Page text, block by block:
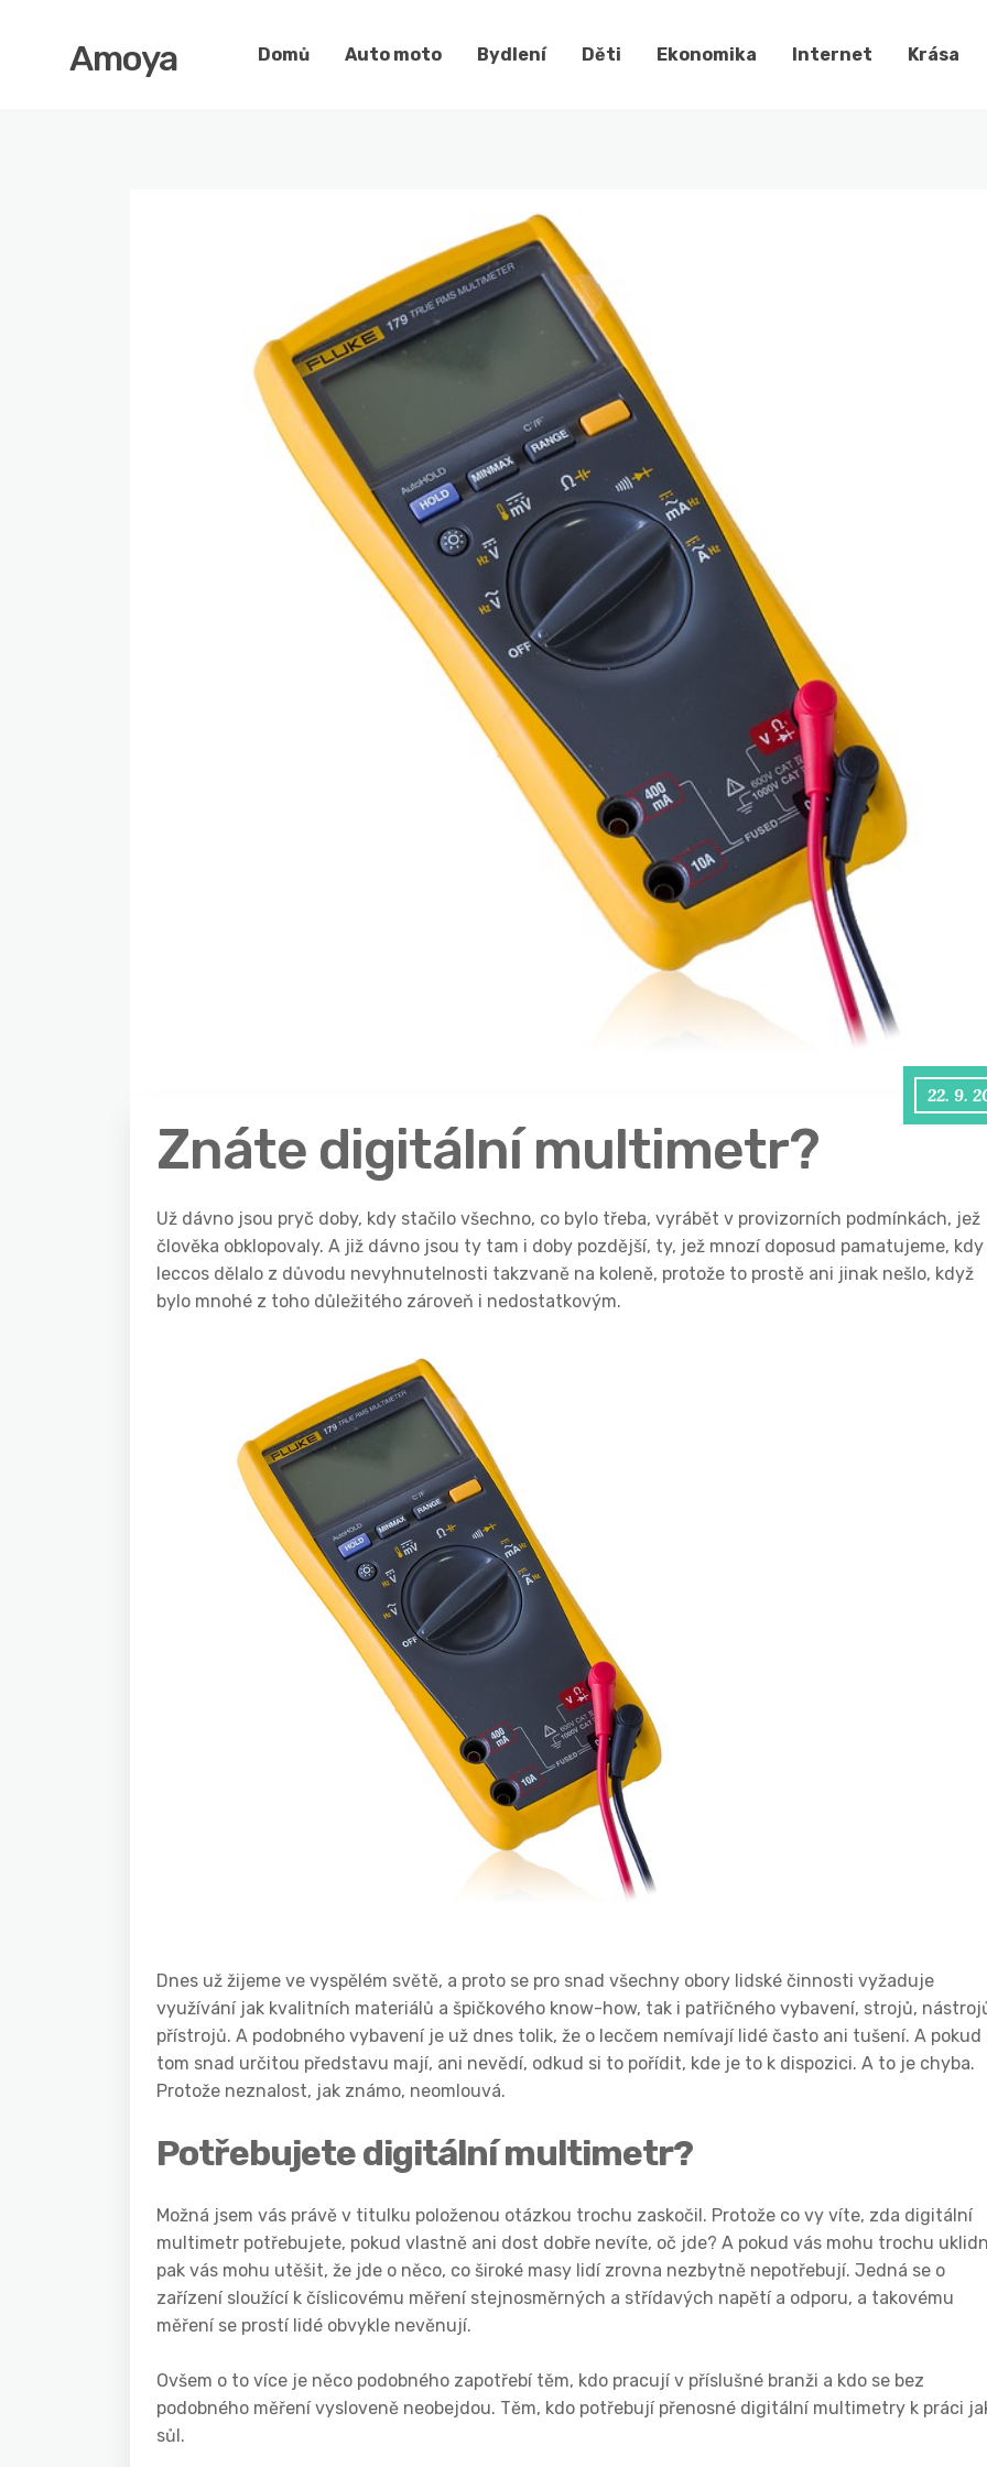
Amoya Domů Auto moto Bydlení Děti Ekonomika Internet Krása
22. 9.
Znáte digitální multimetr?
Už dávno jsou pryč doby, kdy stačilo všechno, co bylo třeba, vyrábět v provizorních podmínkách, jež
člověka obklopovaly. A již dávno jsou ty tam i doby pozdější, ty, jež mnozí doposud pamatujeme, kdy
leccos dělalo z důvodu nevyhnutelnosti takzvaně na koleně, protože to prostě ani jinak nešlo, když
bylo mnohé z toho důležitého zároveň i nedostatkovým.
Dnes už žijeme ve vyspělém světě, a proto se pro snad všechny obory lidské činnosti vyžaduje
využívání jak kvalitních materiálů a špičkového know-how, tak i patřičného vybavení, strojů,
přístrojů. A podobného vybavení je už dnes tolik, že o lecčem nemívají lidé často ani tušení. A pokud
tom snad určitou představu mají, ani nevědí, odkud si to pořídit, kde je to k dispozici. A to je chyba.
Protože neznalost, jak známo, neomlouvá.
Potřebujete digitální multimetr?
Možná jsem vás právě v titulku položenou otázkou trochu zaskočil. Protože co vy víte, zda digitální
multimetr potřebujete, pokud vlastně ani dost dobře nevíte, oč jde? A pokud vás mohu trochu
pak vás mohu utěšit, že jde o něco, co široké masy lidí zrovna nezbytně nepotřebují. Jedná se o
zařízení sloužící k číslicovému měření stejnosměrných a střídavých napětí a odporu, a takovému
měření se prostí lidé obvykle nevěnují.
Ovšem o to více je něco podobného zapotřebí těm, kdo pracují v příslušné branži a kdo se bez
podobného měření vysloveně neobejdou. Těm, kdo potřebují přenosné digitální multimetry k práci
sůl.